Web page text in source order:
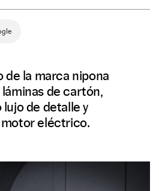
de la marca nipona
de cartón,
de detalle y
eléctrico.